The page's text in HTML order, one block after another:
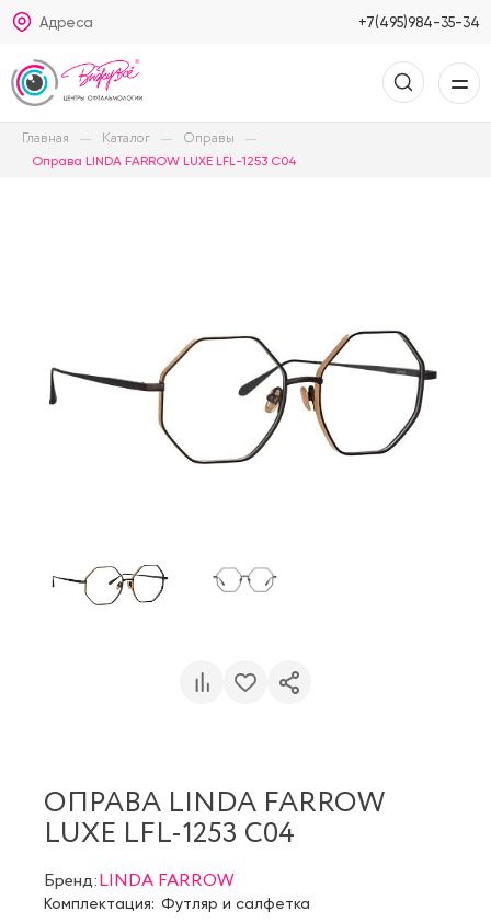
Адреса +7(495)984-35-34
Главная Каталог Оправы
Оправа LINDA FARROW LUXE LFL-1253 C04
ОПРАВА LINDA FARROW
LUXE LFL-1253 C04
Бренд:LINDA FARROW
Комплектация: Футляр и салфетка